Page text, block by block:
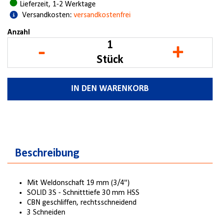
Lieferzeit, 1-2 Werktage
Versandkosten: versandkostenfrei
Anzahl
- Stück +
IN DEN WARENKORB
Beschreibung
Mit Weldonschaft 19 mm (3/4")
SOLID 3S - Schnitttiefe 30 mm HSS
CBN geschliffen, rechtsschneidend
3 Schneiden